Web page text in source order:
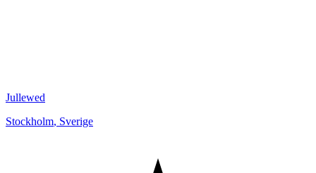
Jullewed
Stockholm, Sverige